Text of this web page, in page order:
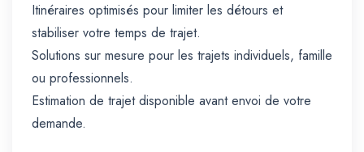
Itinéraires optimisés pour limiter les détours et
stabiliser votre temps de trajet.
Solutions sur mesure pour les trajets individuels, famille
ou professionnels.
Estimation de trajet disponible avant envoi de votre
demande.